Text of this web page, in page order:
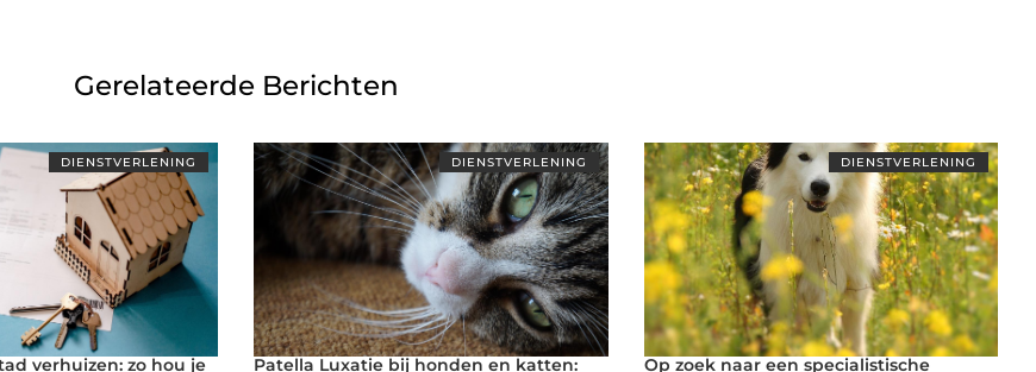
Gerelateerde Berichten
DIENSTVERLENING
verhuizen: zo hou je
DIENSTVERLENING
Patella Luxatie bij honden en katten:
DIENSTVERLENING
Op zoek naar een specialistische